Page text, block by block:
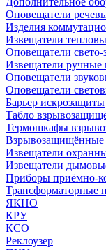
Оповещатели
Изделия
Извещатели
Оповещатели
Извещатели
Оповещатели
Оповещатели
Барьер искрозащиты
Табло
Термошкафы
Взрывозащищённые
Извещатели
Извещатели
Приборы приёмно-
Трансформаторные
ЯКНО
КРУ
КСО
Реклоузер